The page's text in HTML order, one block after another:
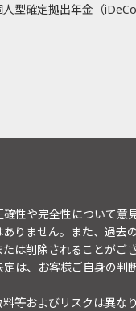
人型確定拠出年金（iDeCo
性や完全性について意
りません。また、過去
は削除されることがご
は、お客様ご自身の判
等およびリスクは異な